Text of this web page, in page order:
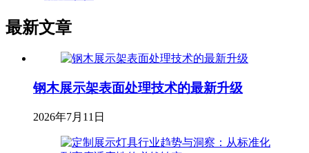
最新文章
钢木展示架表面处理技术的最新升级
2026年7月11日